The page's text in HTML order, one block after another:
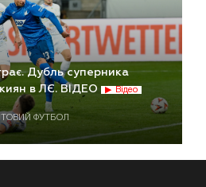
Дубль суперника
киян в ЛЄ. ВІДЕО
Відео
ФУТБОЛ